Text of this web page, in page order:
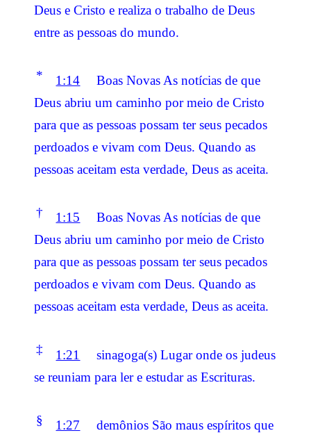
Deus e Cristo e realiza o trabalho de Deus
entre as pessoas do mundo.
* 1:14
Boas Novas As notícias de que
Deus abriu um caminho por meio de Cristo
para que as pessoas possam ter seus pecados
perdoados e vivam com Deus. Quando as
pessoas aceitam esta verdade, Deus as aceita.
† 1:15
Boas Novas As notícias de que
Deus abriu um caminho por meio de Cristo
para que as pessoas possam ter seus pecados
perdoados e vivam com Deus. Quando as
pessoas aceitam esta verdade, Deus as aceita.
‡ 1:21
sinagoga(s) Lugar onde os judeus
se reuniam para ler e estudar as Escrituras.
§ 1:27
demônios São maus espíritos que